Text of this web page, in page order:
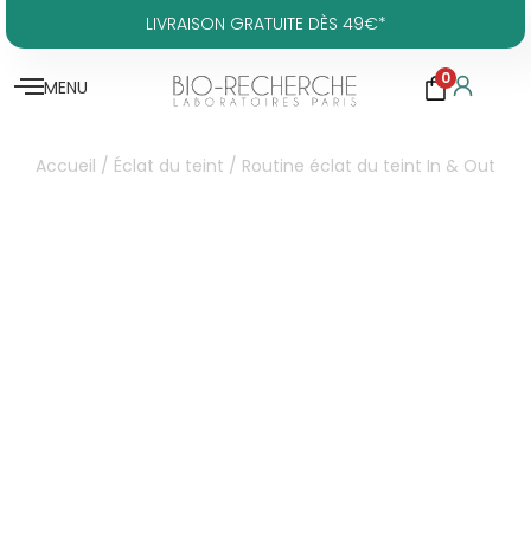
LIVRAISON GRATUITE DÈS 49€*
MENU 0
Accueil / Éclat du teint / Routine éclat du teint In & Out